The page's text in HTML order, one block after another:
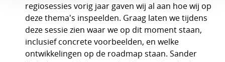
regiosessies vorig jaar gaven wij al aan hoe wij op
deze thema's inspeelden. Graag laten we tijdens
deze sessie zien waar we op dit moment staan,
inclusief concrete voorbeelden, en welke
ontwikkelingen op de roadmap staan. Sander